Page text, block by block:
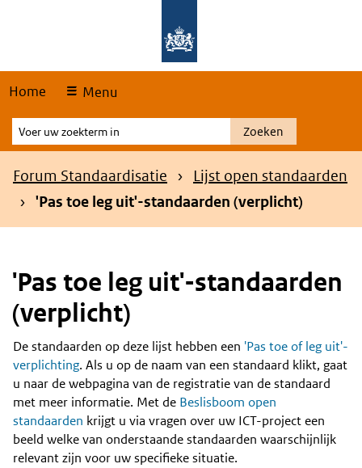
Home Menu
Voer
uw
zoekterm
Zoeken
Kruimelpad
Forum Standaardisatie
Lijst open standaarden
'Pas toe leg uit'-standaarden (verplicht)
'Pas toe leg uit'-standaarden
(verplicht)
Content
De standaarden op deze lijst hebben een 'Pas toe of leg uit'-
verplichting. Als u op de naam van een standaard klikt, gaat
u naar de webpagina van de registratie van de standaard
met meer informatie. Met de Beslisboom open
standaarden krijgt u via vragen over uw ICT-project een
beeld welke van onderstaande standaarden waarschijnlijk
relevant zijn voor uw specifieke situatie.